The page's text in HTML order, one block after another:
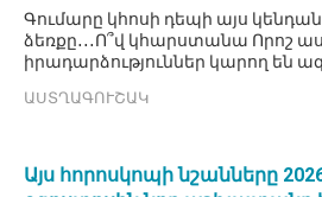
Գումարը կհոսի դեպի այս
ձեռքը․․․Ո՞վ կհարստանա Որոշ
իրադարձություններ կարող են
ԱՍՏՂԱԳՈՒՇԱԿ
Այս հորոսկոպի նշանները